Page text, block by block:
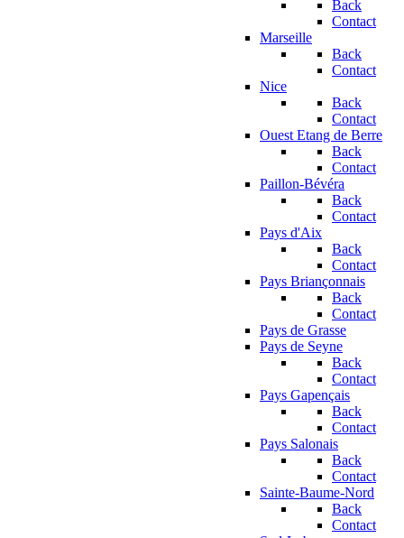
Back
Contact
Marseille
Back
Contact
Nice
Back
Contact
Ouest Etang de Berre
Back
Contact
Paillon-Bévéra
Back
Contact
Pays d'Aix
Back
Contact
Pays Briançonnais
Back
Contact
Pays de Grasse
Pays de Seyne
Back
Contact
Pays Gapençais
Back
Contact
Pays Salonais
Back
Contact
Sainte-Baume-Nord
Back
Contact